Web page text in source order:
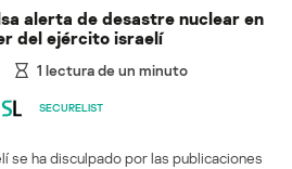
alerta de desastre nuclear en
del ejército israelí
1 lectura de un minuto
SECURELIST
se ha disculpado por las publicaciones